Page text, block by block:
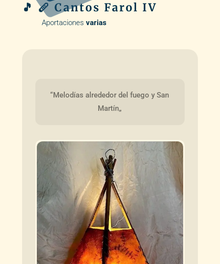
🎵 🪈 Cantos Farol IV
Aportaciones varias
“Melodías alrededor del fuego y San
Martín„